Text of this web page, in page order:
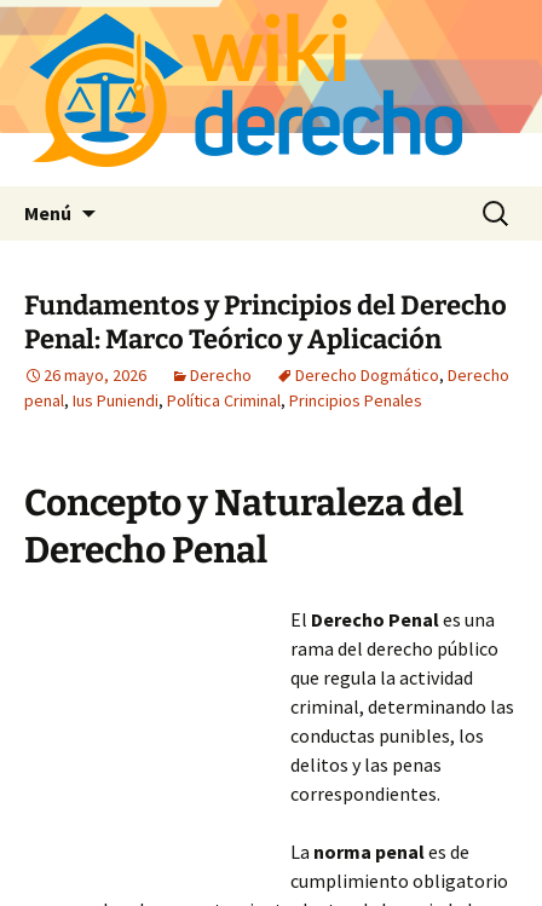
Menú Buscar:
Fundamentos y Principios del Derecho
Penal: Marco Teórico y Aplicación
26 mayo, 2026 Derecho Derecho Dogmático, Derecho
penal, Ius Puniendi, Política Criminal, Principios Penales
Concepto y Naturaleza del
Derecho Penal
El Derecho Penales una
rama del derecho público
que regula la actividad
criminal, determinando las
conductas punibles, los
delitos y las penas
correspondientes.
La norma penales de
cumplimiento obligatorio